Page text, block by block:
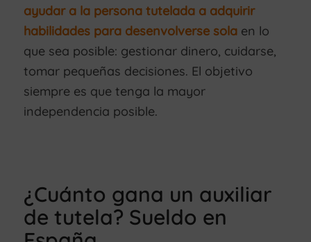
ayudar a la persona tutelada a adquirir
habilidades para desenvolverse solaen lo
que sea posible: gestionar dinero, cuidarse,
tomar pequeñas decisiones. El objetivo
siempre es que tenga la mayor
independencia posible.
¿Cuánto gana un auxiliar
de tutela? Sueldo en